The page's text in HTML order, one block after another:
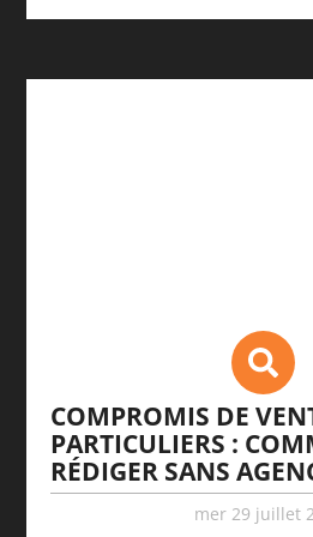
COMPROMIS DE
PARTICULIERS :
RÉDIGER SANS
mer 29 juillet